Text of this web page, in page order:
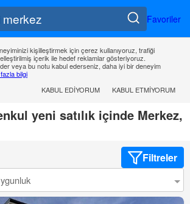
Favoriler
kişilleştirmek için çerez kullanıyoruz, trafiği
içerik ile hedef reklamlar gösteriyoruz.
veya bu notu kabul ederseniz, daha iyi bir deneyim
bilgi
KABUL EDIYORUM
KABUL ETMIYORUM
yeni satılık içinde Merkez,
Filtreler